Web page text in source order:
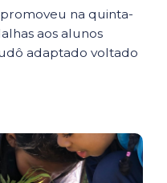
na quinta-
aos alunos
adaptado voltado